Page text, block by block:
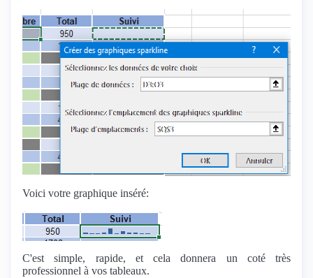
Voici votre graphique inséré:
C'est simple, rapide, et cela donnera un coté très
professionnel à vos tableaux.